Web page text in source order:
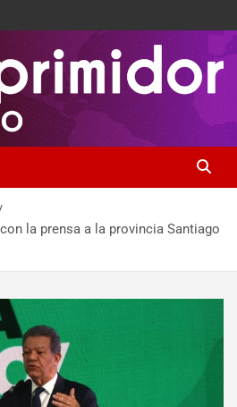
la prensa a la provincia Santiago